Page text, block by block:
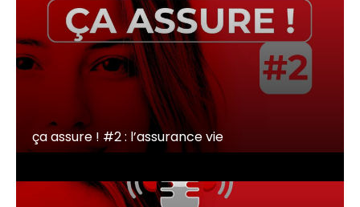
ça assure ! #2 : l’assurance vie